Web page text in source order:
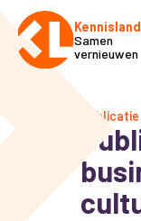
Kennisland
Samen
vernieuwen
Publicatie